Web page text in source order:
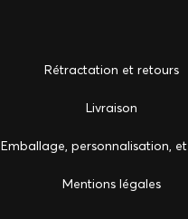
Rétractation et retours
Livraison
Emballage, personnalisation,
Mentions légales